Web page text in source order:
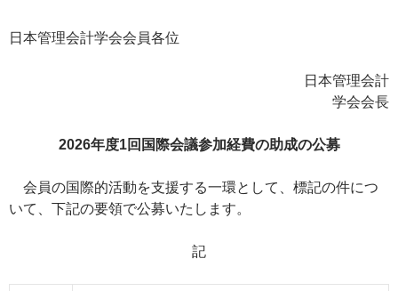
日本管理会計学会会員各位
日本管理会計
学会会長
2026年度1回国際会議参加経費の助成の公募
会員の国際的活動を支援する一環として、標記の件につ
いて、下記の要領で公募いたします。
記